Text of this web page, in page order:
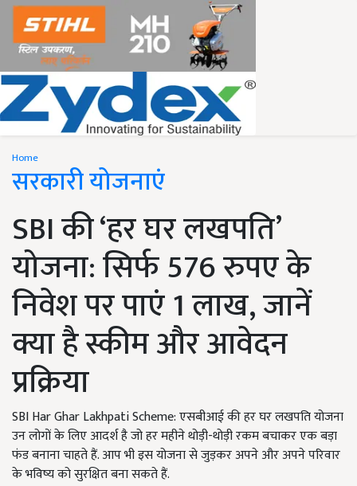
Home
सरकारी योजनाएं
SBI की ‘हर घर लखपति’
योजना: सिर्फ 576 रुपए के
निवेश पर पाएं 1 लाख, जानें
क्या है स्कीम और आवेदन
प्रक्रिया
SBI Har Ghar Lakhpati Scheme: एसबीआई की हर घर लखपति योजना
उन लोगों के लिए आदर्श है जो हर महीने थोड़ी-थोड़ी रकम बचाकर एक बड़ा
फंड बनाना चाहते हैं. आप भी इस योजना से जुड़कर अपने और अपने परिवार
के भविष्य को सुरक्षित बना सकते हैं.